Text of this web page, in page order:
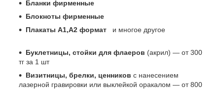
Бланки фирменные
Блокноты фирменные
Плакаты А1,А2 формат и многое другое
Буклетницы, стойки для флаеров (акрил) ― от 300
тг за 1 шт
Визитницы, брелки, ценников с нанесением
лазерной гравировки или выклейкой оракалом ― от 800